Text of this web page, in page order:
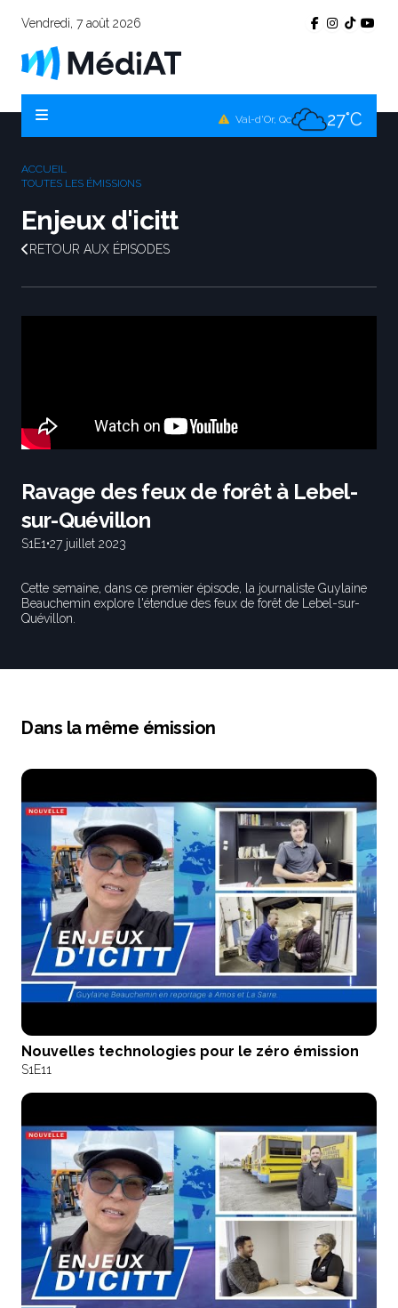
Vendredi, 7 août 2026
Val-d'Or, Qc 27°C
ACCUEIL
TOUTES LES ÉMISSIONS
Enjeux d'icitt
RETOUR AUX ÉPISODES
Ravage des feux de forêt à Lebel-
sur-Quévillon
S1 E1•27 juillet 2023
Cette semaine, dans ce premier épisode, la journaliste Guylaine
Beauchemin explore l'étendue des feux de forêt de Lebel-sur-
Quévillon.
Dans la même émission
Nouvelles technologies pour le zéro émission
S1E11